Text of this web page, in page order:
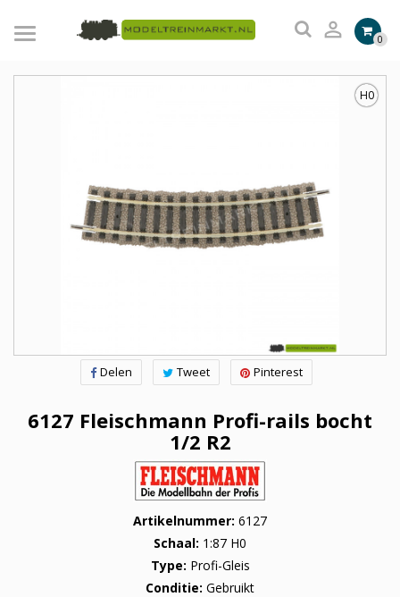
 0
H0
Delen Tweet Pinterest
6127 Fleischmann Profi-rails bocht
1/2 R2
Artikelnummer 6127
Schaal 1:87 H0
Type Profi-Gleis
Conditie Gebruikt